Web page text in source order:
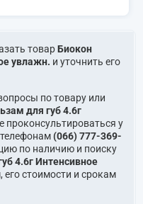
товарБиокон
увлажн. и уточнить его
по товару или
для губ 4.6г
проконсультироваться у
(066) 777-369-
по наличию и поиску
4.6г Интенсивное
стоимости и срокам